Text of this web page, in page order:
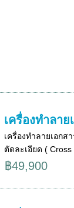
เครื่องทำลา
เครื่องทำลายเอกส
ตัดละเอียด (
฿49,900